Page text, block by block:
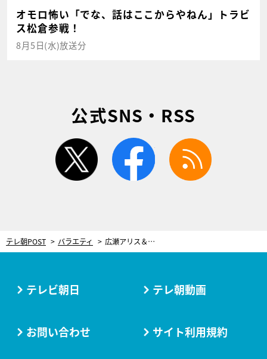
オモロ怖い「でな、話はここからやねん」トラビ
ス松倉参戦！
8月5日(水)放送分
公式SNS・RSS
twitter facebook
テレ朝POST バラエティ 広瀬アリス＆室井滋、大人気企画「ビンカン選手権」の仕掛け人に！
テレビ朝日 テレ朝動画
お問い合わせ サイト利用規約